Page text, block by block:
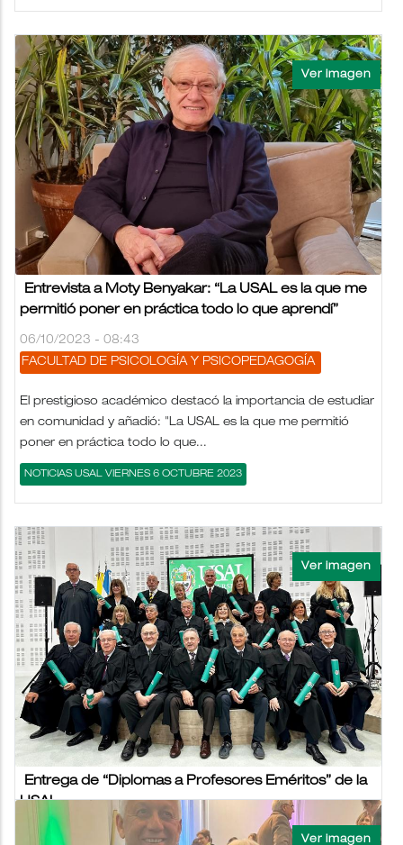
Entrevista a Moty Benyakar: “La USAL es la que me
permitió poner en práctica todo lo que aprendí”
06/10/2023 - 08:43
FACULTAD DE PSICOLOGÍA Y PSICOPEDAGOGÍA
El prestigioso académico destacó la importancia de estudiar
en comunidad y añadió: "La USAL es la que me permitió
poner en práctica todo lo que...
NOTICIAS USAL VIERNES 6 OCTUBRE 2023
Entrega de “Diplomas a Profesores Eméritos” de la
USAL
06/10/2023 - 08:53